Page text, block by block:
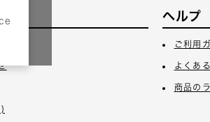
ヘルプ
ご利用
よくあ
商品の